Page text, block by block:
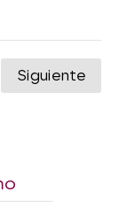
Siguiente